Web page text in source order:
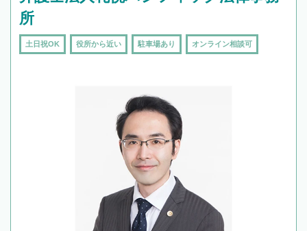
所
土日祝OK 役所から近い 駐車場あり オンライン相談可